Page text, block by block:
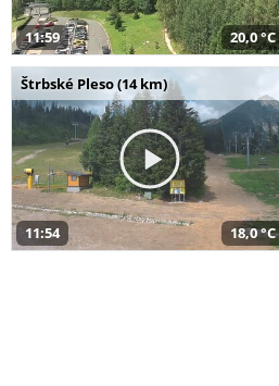
11:59 20,0 °C
Štrbské Pleso (14 km)
11:54 18,0 °C